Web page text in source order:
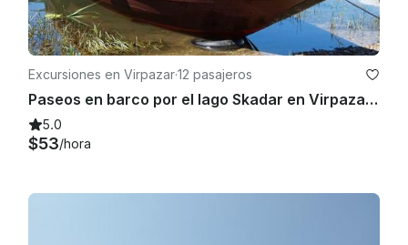
Excursiones en Virpazar·12 pasajeros
Paseos en barco por el lago Skadar en Virpazar, Montenegro
5.0
$53/hora